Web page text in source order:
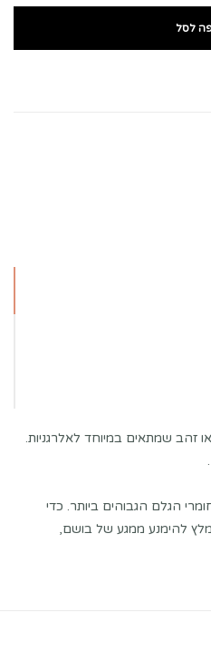
לסל
זהב שמתאים במיוחד לאלרגניות.
הגלם הגבוהים ביותר. כדי
להימנע ממגע של בושם,